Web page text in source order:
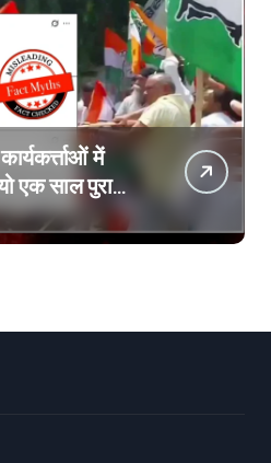
में
एक साल पुराना